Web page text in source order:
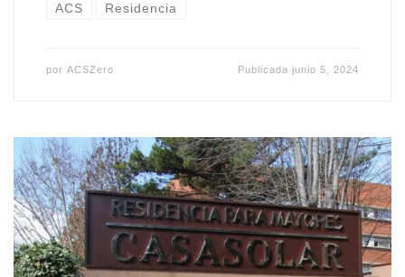
ACS Residencia
por ACSZero Publicada junio 5, 2024